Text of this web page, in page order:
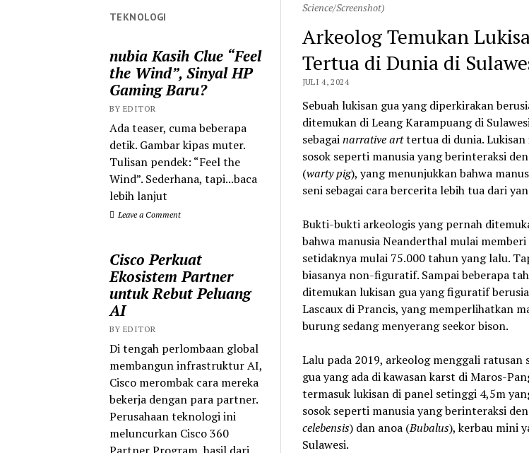
TEKNOLOGI
nubia Kasih Clue “Feel
the Wind”, Sinyal HP
Gaming Baru?
BY EDITOR
Ada teaser, cuma beberapa
detik. Gambar kipas muter.
Tulisan pendek: “Feel the
Wind”. Sederhana, tapi...baca
lebih lanjut
Leave a Comment
Cisco Perkuat
Ekosistem Partner
untuk Rebut Peluang
AI
BY EDITOR
Di tengah perlombaan global
membangun infrastruktur AI,
Cisco merombak cara mereka
bekerja dengan para partner.
Perusahaan teknologi ini
meluncurkan Cisco 360
Science/Screenshot)
Arkeolog Temukan
Tertua di Dunia di
JULI 4, 2024
Sebuah lukisan gua yang diperkirakan
ditemukan di Leang Karampuang di
sebagainarrative arttertua di dunia.
sosok seperti manusia yang berinteraksi
(warty pig), yang menunjukkan bahwa
seni sebagai cara bercerita lebih tua dari
Bukti-bukti arkeologis yang pernah
bahwa manusia Neanderthal mulai
setidaknya mulai 75.000 tahun yang lalu.
biasanya non-figuratif. Sampai beberapa
ditemukan lukisan gua yang figuratif
Lascaux di Prancis, yang memperlihatkan
burung sedang menyerang seekor bison.
Lalu pada 2019, arkeolog menggali ratusan
gua yang ada di kawasan karst di Maros-
termasuk lukisan di panel setinggi 4,5m
sosok seperti manusia yang berinteraksi
celebensis) dan anoa (Bubalus), kerbau mini
Sulawesi.